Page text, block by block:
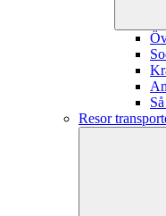
Resor